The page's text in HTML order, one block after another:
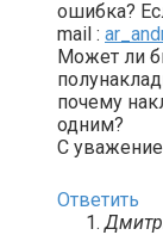
ошибка?
mail :
Может ли
почему
одним?
С
Ответить